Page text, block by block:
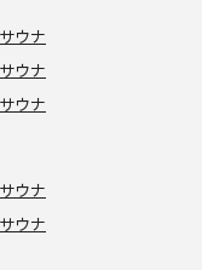
ウナ
ウナ
ウナ
ウナ
ウナ